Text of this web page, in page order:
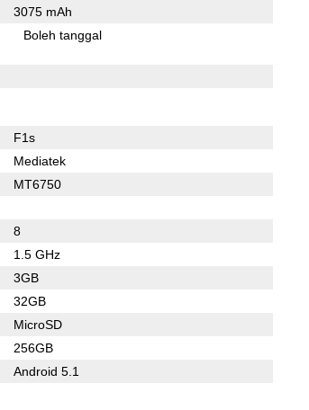
3075 mAh
Boleh tanggal
F1s
Mediatek
MT6750
8
1.5 GHz
3GB
32GB
MicroSD
256GB
Android 5.1